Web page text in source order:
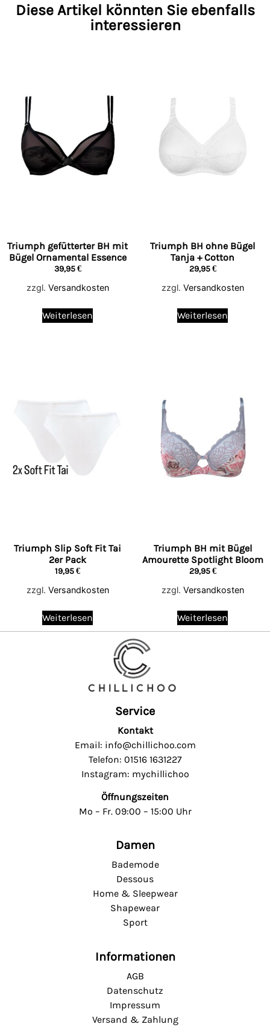
Diese Artikel könnten Sie ebenfalls
interessieren
Triumph gefütterter BH mit
Bügel Ornamental Essence
39,95€
zzgl. Versandkosten
Weiterlesen
Triumph BH ohne Bügel
Tanja + Cotton
29,95€
zzgl. Versandkosten
Weiterlesen
Triumph Slip Soft Fit Tai
2er Pack
19,95€
zzgl. Versandkosten
Weiterlesen
Triumph BH mit Bügel
Amourette Spotlight Bloom
29,95€
zzgl. Versandkosten
Weiterlesen
Service
Kontakt
Email: info@chillichoo.com
Telefon: 01516 1631227
Instagram: mychillichoo
Öffnungszeiten
Mo – Fr. 09:00 – 15:00 Uhr
Damen
Bademode
Dessous
Home & Sleepwear
Shapewear
Sport
Informationen
AGB
Datenschutz
Impressum
Versand & Zahlung